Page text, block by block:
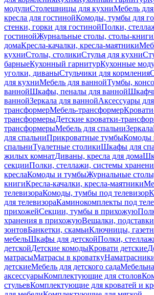
модулиСтолешницы для кухниМебель
кресла для гостинойКомоды, тумбы для
стенки, горки для гостинойПолки,
гостинойЖурнальные столы, столы-книги
домаКресла-качалки, кресла-маятники
кухниСтолы, столикиСтулья для кухни
барныеКухонный гарнитурКухонные
уголки, диваныСтульчики для кормления
для кухниМебель для ваннойТумбы,
ваннойШкафы, пеналы для ванной
ваннойЗеркала для ваннойАксессуары
трансформерМебель-трансформер
трансформерыДетские кроватки-
трансформерыМебель для спальниЗеркала
для спальниПрикроватные тумбыКомоды
спальниТуалетные столикиШкафы для
жилых комнатДиваны, кресла для дома
секцииПолки, стеллажи, системы
креслаКомоды и тумбыЖурнальные
книгиКресла-качалки, кресла-маятники
телевизораКомоды, тумбы под телевизор
для телевизораКаминокомплекты под
прихожейСекции, тумбы в прихожую
хранения в прихожуюВешалки,
зонтовБанкетки, скамьиКлючницы,
мебельШкафы для детскойПолки,
детскойДетские комодыКровати детские
матрасыМатрасы в кроватку
детскиеМебель для детского сада
аксессуарыКомплектующие для столов
стульевКомплектующие для кроватей и